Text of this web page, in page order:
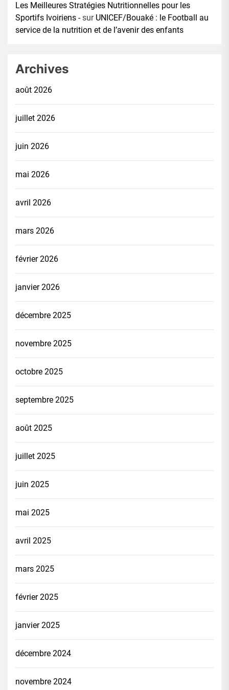
Les Meilleures Stratégies Nutritionnelles pour les
Sportifs Ivoiriens -sur UNICEF/Bouaké : le Football au
service de la nutrition et de l’avenir des enfants
Archives
août 2026
juillet 2026
juin 2026
mai 2026
avril 2026
mars 2026
février 2026
janvier 2026
décembre 2025
novembre 2025
octobre 2025
septembre 2025
août 2025
juillet 2025
juin 2025
mai 2025
avril 2025
mars 2025
février 2025
janvier 2025
décembre 2024
novembre 2024